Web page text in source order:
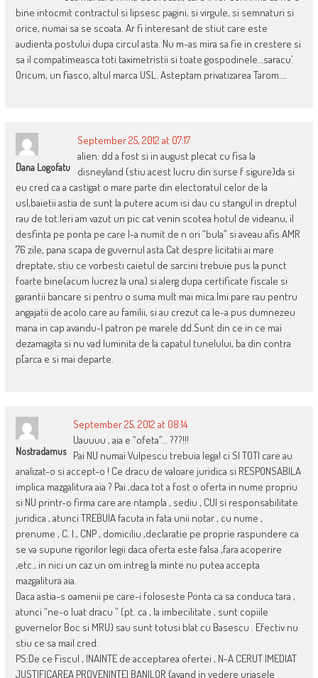
bine intocmit contractul si lipsesc pagini, si virgule, si semnaturi si
orice, numai sa se scoata. Ar fi interesant de stiut care este
audienta postului dupa circul asta. Nu m-as mira sa fie in crestere si
sa il compatimeasca toti taximetristii si toate gospodinele…saracu’.
Oricum, un fiasco, altul marca USL. Asteptam privatizarea Tarom….
Dana Logofatu
September 25, 2012 at 07:17
alien: dd a fost si in august plecat cu fisa la
disneyland (stiu acest lucru din surse f sigure)da si
eu cred ca a castigat o mare parte din electoratul celor de la
usl,baietii astia de sunt la putere acum isi dau cu stangul in dreptul
rau de tot.Ieri am vazut un pic cat venin scotea hotul de videanu, il
desfinta pe ponta pe care l-a numit de n ori “bula” si aveau afis AMR
76 zile, pana scapa de guvernul asta.Cat despre licitatii ai mare
dreptate, stiu ce vorbesti caietul de sarcini trebuie pus la punct
foarte bine(acum lucrez la una) si alerg dupa certificate fiscale si
garantii bancare si pentru o suma mult mai mica.Imi pare rau pentru
angajatii de acolo care au familii, si au crezut ca le-a pus dumnezeu
mana in cap avandu-l patron pe marele dd.Sunt din ce in ce mai
dezamagita si nu vad luminita de la capatul tunelului, ba din contra
p[arca e si mai departe.
Nostradamus
September 25, 2012 at 08:14
Uauuuu , aia e “ofeta”… ???!!!
Pai NU numai Vulpescu trebuia legal ci SI TOTI care au
analizat-o si accept-o ! Ce dracu de valoare juridica si RESPONSABILA
implica mazgalitura aia ? Pai ,daca tot a fost o oferta in nume propriu
si NU printr-o firma care are ntampla , sediu , CUI si responsabilitate
juridica , atunci TREBUIA facuta in fata unii notar , cu nume ,
prenume , C. I., CNP , domiciliu ,declaratie pe proprie raspundere ca
se va supune rigorilor legii daca oferta este falsa ,fara acoperire
,etc., in nici un caz un om intreg la minte nu putea accepta
mazgalitura aia.
Daca astia-s oamenii pe care-i foloseste Ponta ca sa conduca tara ,
atunci “ne-o luat dracu ” (pt. ca , la imbecilitate , sunt copiile
guvernelor Boc si MRU) sau sunt totusi blat cu Basescu . Efectiv nu
stiu ce sa mail cred.
PS:De ce Fiscul , INAINTE de acceptarea ofertei , N-A CERUT IMEDIAT
JUSTIFICAREA PROVENINTEI BANILOR (avand in vedere uriasele